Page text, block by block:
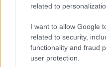
related to
I want to allow Google
related to security,
functionality and fraud
user protection.
Βίντεο-ντοκουμέντο
τροχαίο στις Σέρρες:
στο αντίθετο ρεύμα –